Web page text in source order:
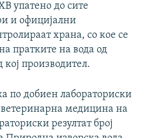
упатено до сите
и официјални
храна, со кое се
пратките на вода од
кој производител.
по добиен лабораториски
ветеринарна медицина на
резултат број